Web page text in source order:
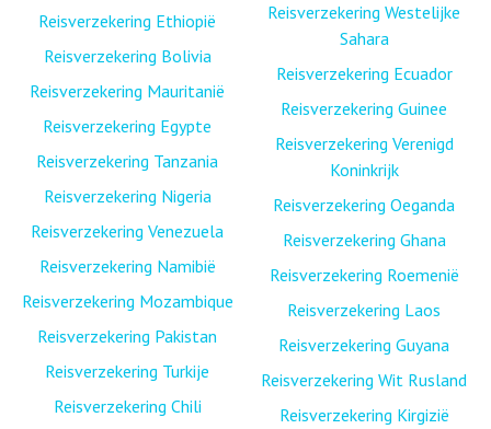
Reisverzekering Ethiopië
Reisverzekering Bolivia
Reisverzekering Mauritanië
Reisverzekering Egypte
Reisverzekering Tanzania
Reisverzekering Nigeria
Reisverzekering Venezuela
Reisverzekering Namibië
Reisverzekering Mozambique
Reisverzekering Pakistan
Reisverzekering Turkije
Reisverzekering Chili
Reisverzekering Westelijke
Sahara
Reisverzekering Ecuador
Reisverzekering Guinee
Reisverzekering Verenigd
Koninkrijk
Reisverzekering Oeganda
Reisverzekering Ghana
Reisverzekering Roemenië
Reisverzekering Laos
Reisverzekering Guyana
Reisverzekering Wit Rusland
Reisverzekering Kirgizië